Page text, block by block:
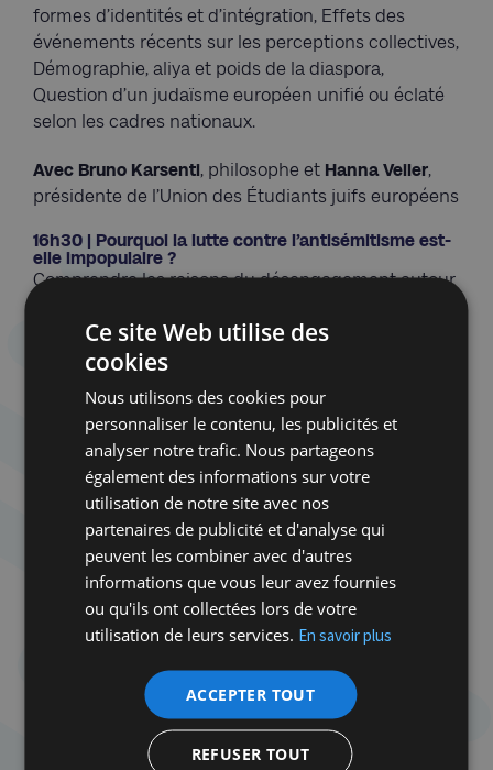
formes d’identités et d’intégration, Effets des
événements récents sur les perceptions collectives,
Démographie, aliya et poids de la diaspora,
Question d’un judaïsme européen unifié ou éclaté
selon les cadres nationaux.
Avec Bruno Karsenti, philosophe et Hanna Veiler,
présidente de l’Union des Étudiants juifs européens
16h30 | Pourquoi la lutte contre l’antisémitisme est-
elle impopulaire ?
Comprendre les raisons du désengagement autour
stratégies de remobilisation en abordant les
thématiques de l’évolution des discours publics et
mobilisation citoyenne, Convergence ou fracture
entre luttes antiracistes et lutte contre
l’antisémitisme, Distinction et interaction
antisionisme / antisémitisme, le phénomène d’un «
Julien Chanet, auteur etJulia Christ
philosophe
18h | Que faire du sionisme ?
attachement symbolique, distance critique et
reconfiguration politique.
Danny Trom , sociologueet Joël Kotek,
Ce site Web utilise des
cookies
Nous utilisons des cookies pour
personnaliser le contenu, les publicités et
analyser notre trafic. Nous partageons
également des informations sur votre
utilisation de notre site avec nos
partenaires de publicité et d'analyse qui
peuvent les combiner avec d'autres
informations que vous leur avez fournies
ou qu'ils ont collectées lors de votre
utilisation de leurs services. En savoir plus
ACCEPTER TOUT
REFUSER TOUT